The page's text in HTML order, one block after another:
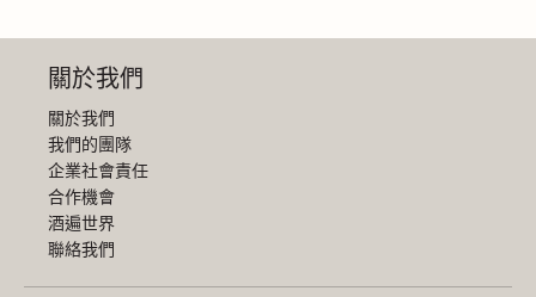
關於我們
關於我們
我們的團隊
企業社會責任
合作機會
酒遍世界
聯絡我們